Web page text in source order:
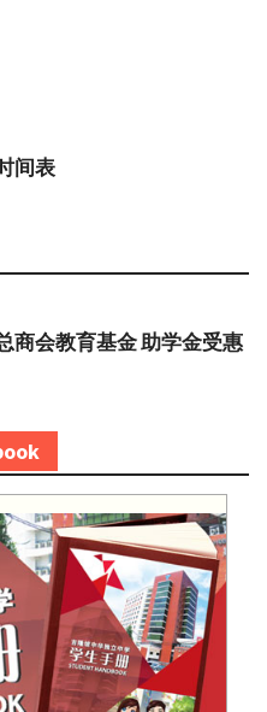
间表
商会教育基金 助学金受惠